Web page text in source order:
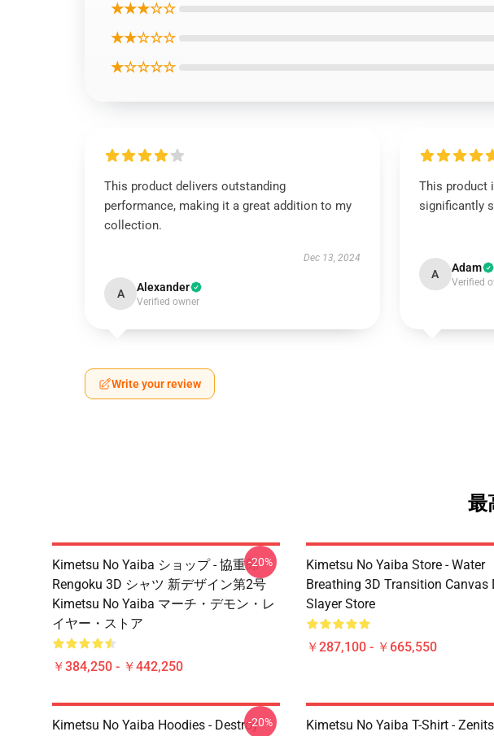
★★★☆☆
★★☆☆☆
★☆☆☆☆
This product delivers outstanding
performance, making it a great addition to my
collection.
Dec 13, 2024
A Alexander
Verified owner
This product
significantly
A Adam
Verified
Write your review
最
Kimetsu No Yaiba ショップ - 協重郎
Rengoku 3D シャツ 新デザイン第2号
Kimetsu No Yaiba マーチ・デモン・レ
イヤー・ストア
￥384,250 - ￥442,250
-20%
Kimetsu No Yaiba Store - Water
Breathing 3D Transition Canvas
Slayer Store
￥287,100 - ￥665,550
Kimetsu No Yaiba Hoodies - Destroy-20%
Kimetsu No Yaiba T-Shirt -